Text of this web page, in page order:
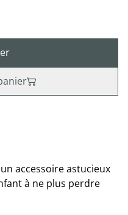
accessoire astucieux
à ne plus perdre